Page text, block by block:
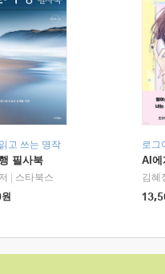
고 쓰는 명작
필사북
스타북스
원
로그
AI에
김혜